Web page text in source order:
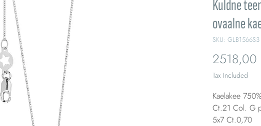
Kuldne
ovaalne
SKU: GLB1566S3
Tax Included
Kaelakee
Ct.21 Col. G
5x7 Ct.0,70